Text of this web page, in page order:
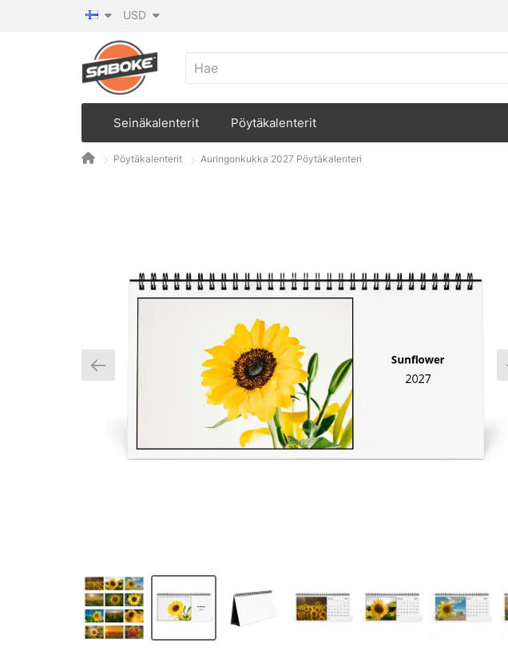
USD
Seinäkalenterit Pöytäkalenterit
Pöytäkalenterit Auringonkukka 2027 Pöytäkalenteri